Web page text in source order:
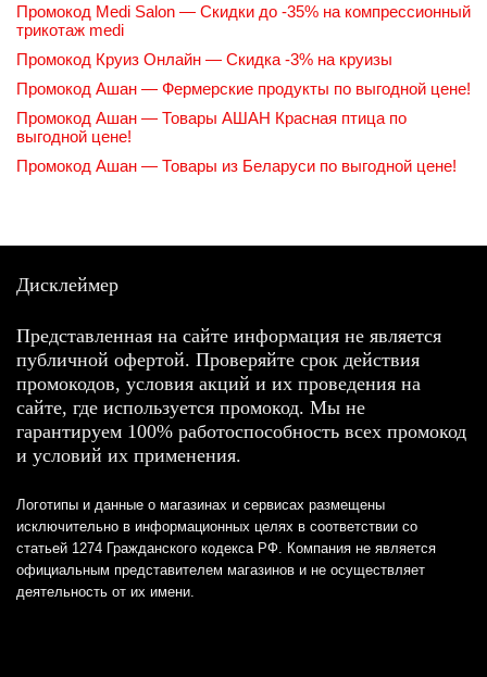
Промокод Medi Salon — Скидки до -35% на компрессионный
трикотаж medi
Промокод Круиз Онлайн — Скидка -3% на круизы
Промокод Ашан — Фермерские продукты по выгодной цене!
Промокод Ашан — Товары АШАН Красная птица по
выгодной цене!
Промокод Ашан — Товары из Беларуси по выгодной цене!
Дисклеймер
Представленная на сайте информация не является
публичной офертой. Проверяйте срок действия
промокодов, условия акций и их проведения на
сайте, где используется промокод. Мы не
гарантируем 100% работоспособность всех промокод
и условий их применения.
Логотипы и данные о магазинах и сервисах размещены
исключительно в информационных целях в соответствии со
статьей 1274 Гражданского кодекса РФ. Компания не является
официальным представителем магазинов и не осуществляет
деятельность от их имени.